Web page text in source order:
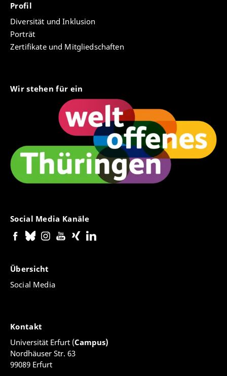
Profil
Diversität und Inklusion
Porträt
Zertifikate und Mitgliedschaften
Wir stehen für ein
Social Media Kanäle
Übersicht
Social Media
Kontakt
Universität Erfurt (Campus)
Nordhäuser Str. 63
99089 Erfurt